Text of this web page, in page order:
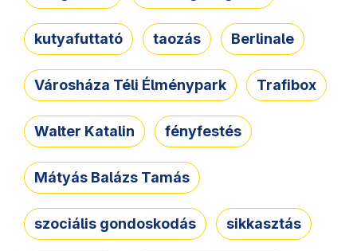
kutyafuttató taozás Berlinale
Városháza Téli Élménypark Trafibox
Walter Katalin fényfestés
Mátyás Balázs Tamás
szociális gondoskodás sikkasztás